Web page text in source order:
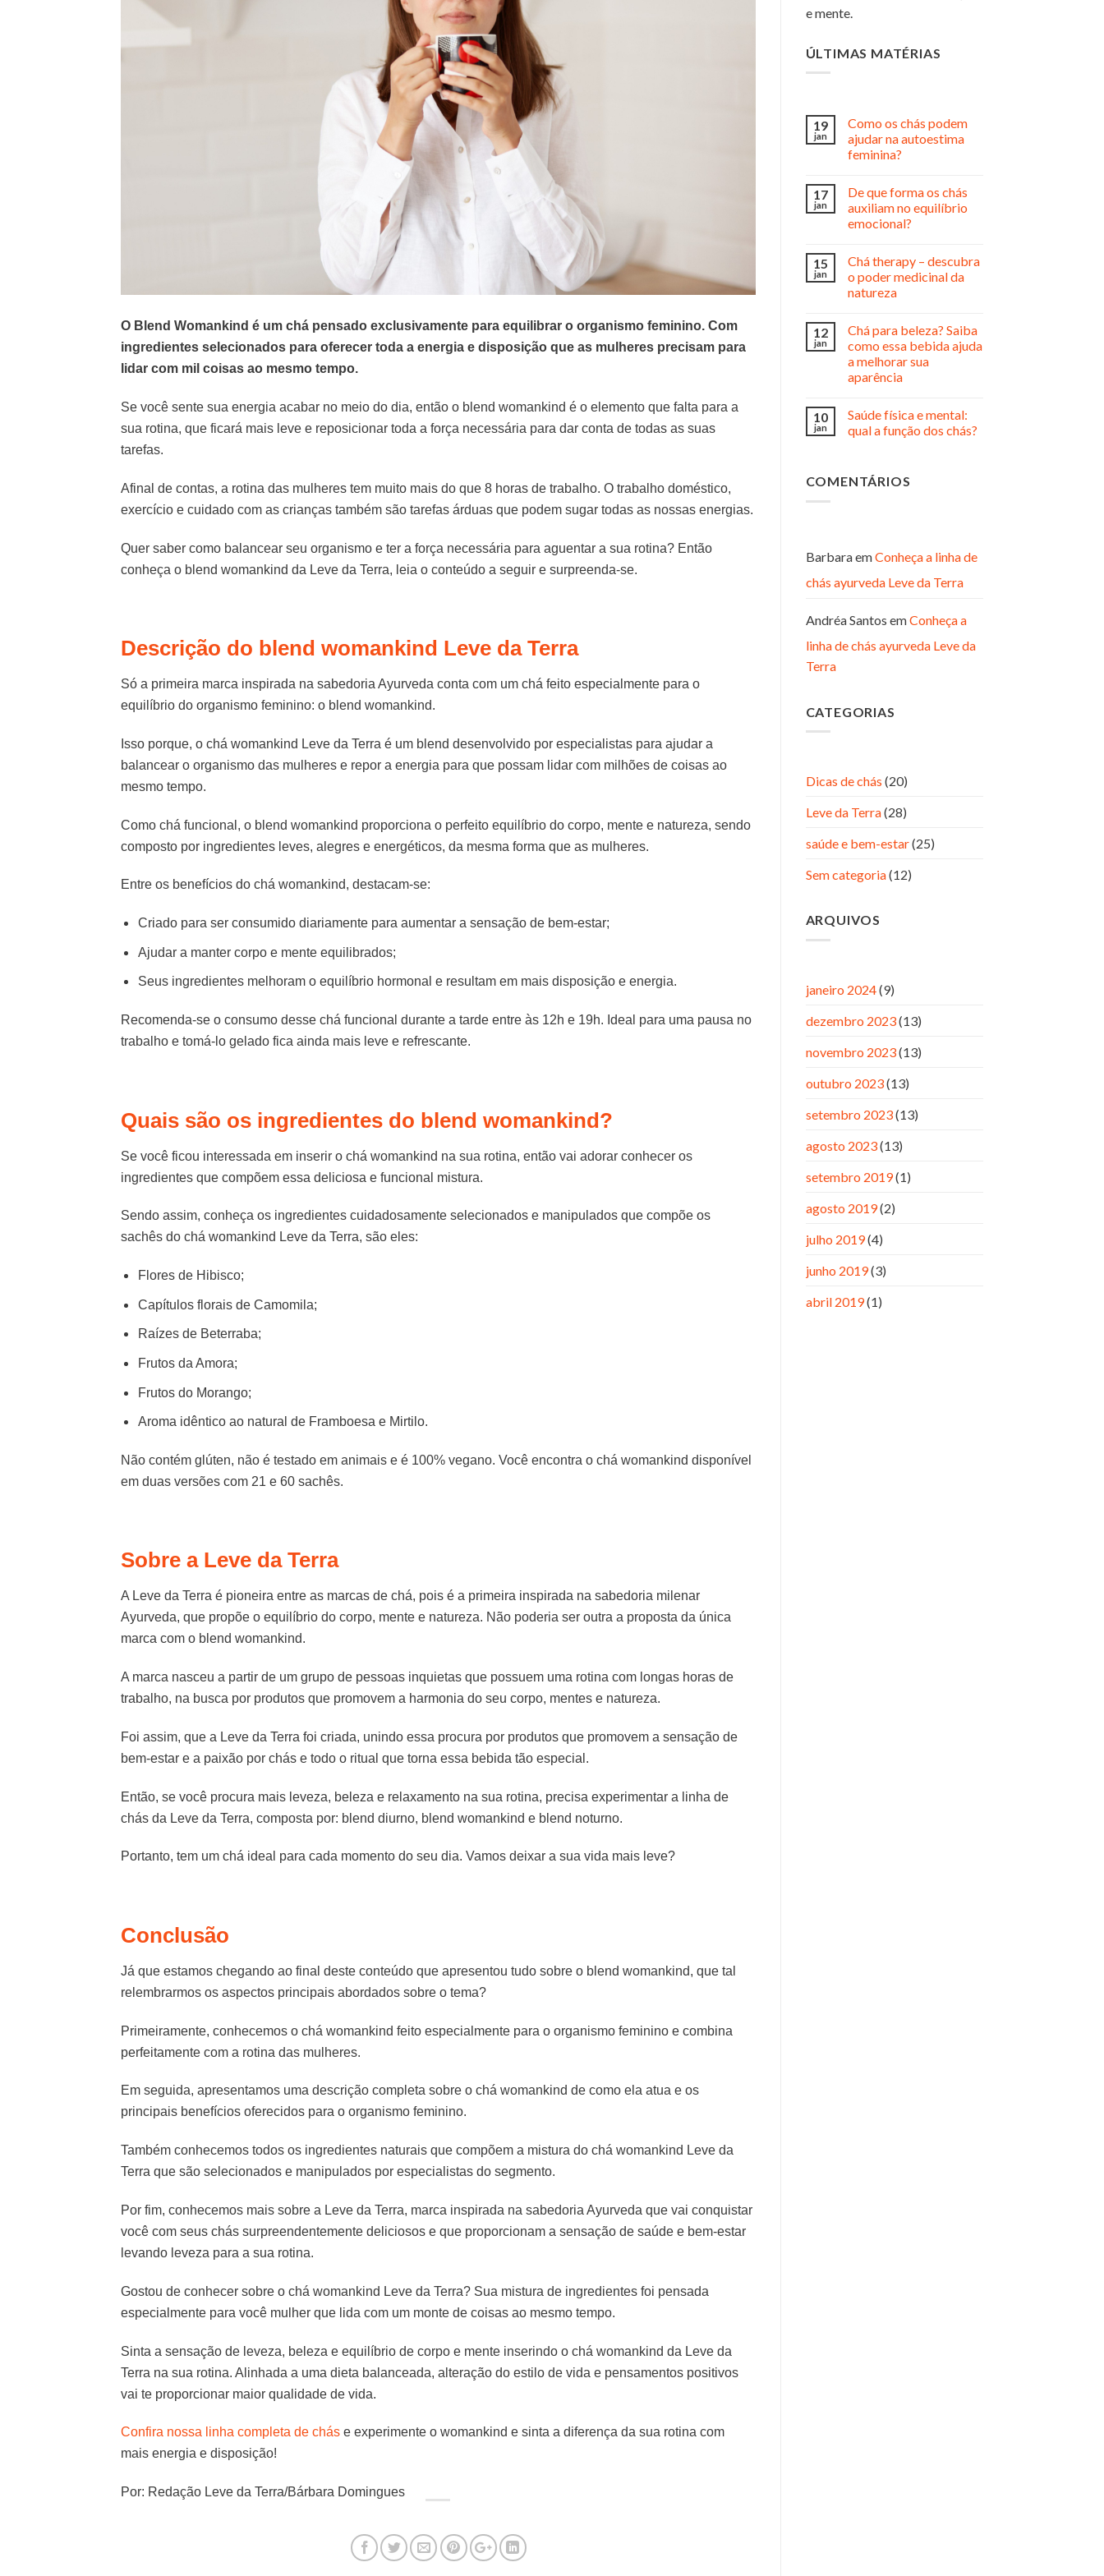
O Blend Womankind é um chá pensado exclusivamente para equilibrar o organismo feminino. Com
ingredientes selecionados para oferecer toda a energia e disposição que as mulheres precisam para
lidar com mil coisas ao mesmo tempo.
Se você sente sua energia acabar no meio do dia, então o blend womankind é o elemento que falta para a
sua rotina, que ficará mais leve e reposicionar toda a força necessária para dar conta de todas as suas
tarefas.
Afinal de contas, a rotina das mulheres tem muito mais do que 8 horas de trabalho. O trabalho doméstico,
exercício e cuidado com as crianças também são tarefas árduas que podem sugar todas as nossas energias.
Quer saber como balancear seu organismo e ter a força necessária para aguentar a sua rotina? Então
conheça o blend womankind da Leve da Terra, leia o conteúdo a seguir e surpreenda-se.
Descrição do blend womankind Leve da Terra
Só a primeira marca inspirada na sabedoria Ayurveda conta com um chá feito especialmente para o
equilíbrio do organismo feminino: o blend womankind.
Isso porque, o chá womankind Leve da Terra é um blend desenvolvido por especialistas para ajudar a
balancear o organismo das mulheres e repor a energia para que possam lidar com milhões de coisas ao
mesmo tempo.
Como chá funcional, o blend womankind proporciona o perfeito equilíbrio do corpo, mente e natureza, sendo
composto por ingredientes leves, alegres e energéticos, da mesma forma que as mulheres.
Entre os benefícios do chá womankind, destacam-se:
Criado para ser consumido diariamente para aumentar a sensação de bem-estar;
Ajudar a manter corpo e mente equilibrados;
Seus ingredientes melhoram o equilíbrio hormonal e resultam em mais disposição e energia.
Recomenda-se o consumo desse chá funcional durante a tarde entre às 12h e 19h. Ideal para uma pausa no
trabalho e tomá-lo gelado fica ainda mais leve e refrescante.
Quais são os ingredientes do blend womankind?
Se você ficou interessada em inserir o chá womankind na sua rotina, então vai adorar conhecer os
ingredientes que compõem essa deliciosa e funcional mistura.
Sendo assim, conheça os ingredientes cuidadosamente selecionados e manipulados que compõe os
sachês do chá womankind Leve da Terra, são eles:
Flores de Hibisco;
Capítulos florais de Camomila;
Raízes de Beterraba;
Frutos da Amora;
Frutos do Morango;
Aroma idêntico ao natural de Framboesa e Mirtilo.
Não contém glúten, não é testado em animais e é 100% vegano. Você encontra o chá womankind disponível
em duas versões com 21 e 60 sachês.
Sobre a Leve da Terra
A Leve da Terra é pioneira entre as marcas de chá, pois é a primeira inspirada na sabedoria milenar
Ayurveda, que propõe o equilíbrio do corpo, mente e natureza. Não poderia ser outra a proposta da única
marca com o blend womankind.
A marca nasceu a partir de um grupo de pessoas inquietas que possuem uma rotina com longas horas de
trabalho, na busca por produtos que promovem a harmonia do seu corpo, mentes e natureza.
Foi assim, que a Leve da Terra foi criada, unindo essa procura por produtos que promovem a sensação de
bem-estar e a paixão por chás e todo o ritual que torna essa bebida tão especial.
Então, se você procura mais leveza, beleza e relaxamento na sua rotina, precisa experimentar a linha de
chás da Leve da Terra, composta por: blend diurno, blend womankind e blend noturno.
Portanto, tem um chá ideal para cada momento do seu dia. Vamos deixar a sua vida mais leve?
Conclusão
Já que estamos chegando ao final deste conteúdo que apresentou tudo sobre o blend womankind, que tal
relembrarmos os aspectos principais abordados sobre o tema?
Primeiramente, conhecemos o chá womankind feito especialmente para o organismo feminino e combina
perfeitamente com a rotina das mulheres.
Em seguida, apresentamos uma descrição completa sobre o chá womankind de como ela atua e os
principais benefícios oferecidos para o organismo feminino.
Também conhecemos todos os ingredientes naturais que compõem a mistura do chá womankind Leve da
Terra que são selecionados e manipulados por especialistas do segmento.
Por fim, conhecemos mais sobre a Leve da Terra, marca inspirada na sabedoria Ayurveda que vai conquistar
você com seus chás surpreendentemente deliciosos e que proporcionam a sensação de saúde e bem-estar
levando leveza para a sua rotina.
Gostou de conhecer sobre o chá womankind Leve da Terra? Sua mistura de ingredientes foi pensada
especialmente para você mulher que lida com um monte de coisas ao mesmo tempo.
Sinta a sensação de leveza, beleza e equilíbrio de corpo e mente inserindo o chá womankind da Leve da
Terra na sua rotina. Alinhada a uma dieta balanceada, alteração do estilo de vida e pensamentos positivos
vai te proporcionar maior qualidade de vida.
Confira nossa linha completa de chás e experimente o womankind e sinta a diferença da sua rotina com
mais energia e disposição!
Por: Redação Leve da Terra/Bárbara Domingues
e mente.
ÚLTIMAS MATÉRIAS
19
jan
Como os chás podem
ajudar na autoestima
feminina?
17
jan
De que forma os chás
auxiliam no equilíbrio
emocional?
15
jan
Chá therapy – descubra
o poder medicinal da
natureza
12
jan
Chá para beleza? Saiba
como essa bebida ajuda
a melhorar sua
aparência
10
jan
Saúde física e mental:
qual a função dos chás?
COMENTÁRIOS
BarbaraemConheça a linha de
chás ayurveda Leve da Terra
Andréa Santos emConheça a
linha de chás ayurveda Leve da
Terra
CATEGORIAS
Dicas de chás (20)
Leve da Terra(28)
saúde e bem-estar(25)
Sem categoria(12)
ARQUIVOS
janeiro 2024(9)
dezembro 2023(13)
novembro 2023(13)
outubro 2023(13)
setembro 2023(13)
agosto 2023(13)
setembro 2019(1)
agosto 2019(2)
julho 2019(4)
junho 2019(3)
abril 2019(1)